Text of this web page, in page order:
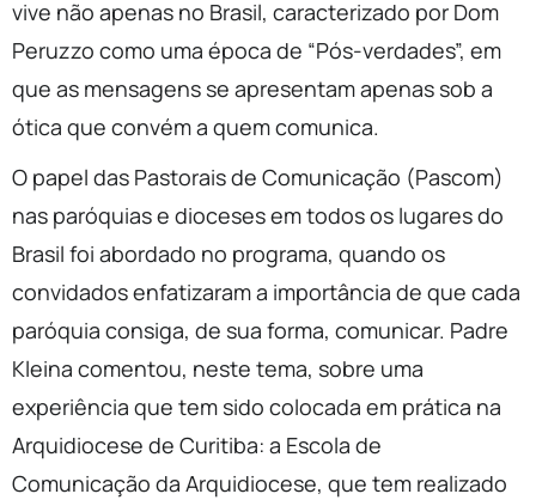
vive não apenas no Brasil, caracterizado por Dom
Peruzzo como uma época de “Pós-verdades”, em
que as mensagens se apresentam apenas sob a
ótica que convém a quem comunica.
O papel das Pastorais de Comunicação (Pascom)
nas paróquias e dioceses em todos os lugares do
Brasil foi abordado no programa, quando os
convidados enfatizaram a importância de que cada
paróquia consiga, de sua forma, comunicar. Padre
Kleina comentou, neste tema, sobre uma
experiência que tem sido colocada em prática na
Arquidiocese de Curitiba: a Escola de
Comunicação da Arquidiocese, que tem realizado